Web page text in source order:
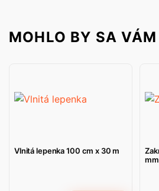
MOHLO BY SA
Vlnitá lepenka 100 cm x 30 m